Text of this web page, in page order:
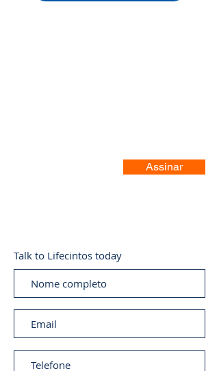
Assinar
Talk to Lifecintos today